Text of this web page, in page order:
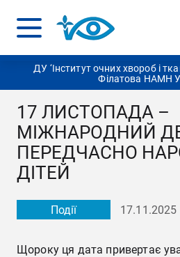
ДУ ‘Інститут очних хвороб і
Філатова НАМН
17 ЛИСТОПАДА –
МІЖНАРОДНИЙ
ПЕРЕДЧАСНО
ДІТЕЙ
Події 17.11.2025
Щороку ця дата привертає